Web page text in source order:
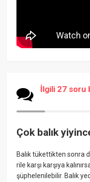
İlgili 27 soru
Çok balık
Balık tükettikten sonra
rile karşı karşıya
şüphelenilebilir. Balık